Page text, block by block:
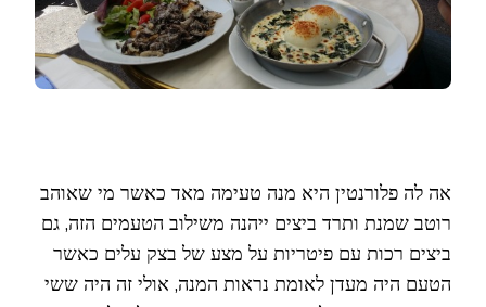
אה לה פלורנטין היא מנה טעימה מאד כאשר מי שאוהב
רוטב שמנת ותרד ביצים ייהנה משילוב הטעמים הזה, גם
ביצים רכות עם פיטריות על מצע של בצק עלים כאשר
הטעם היה מעדן לאומת נראות המנה, אולי זה היה ששי